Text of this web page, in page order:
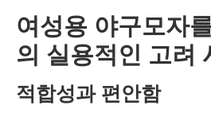
여성용 야구모자
의 실용적인 고려
적합성과 편안함